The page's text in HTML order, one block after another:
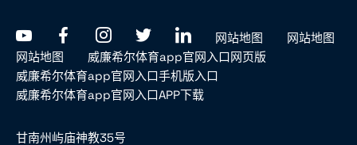
网站地图
网站地图
网站地图
威廉希尔体育app官网入口网页版
威廉希尔体育app官网入口手机版入口
威廉希尔体育app官网入口APP下载
甘南州屿庙神教35号